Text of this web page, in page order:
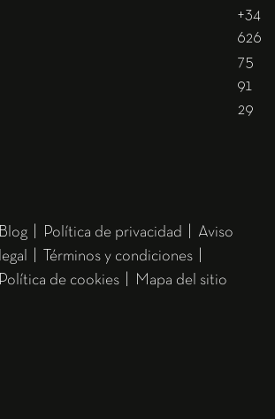
+34
626
75
91
29
Blog| Política de privacidad
Aviso
legal
Términos y condiciones|
Política de cookies| Mapa del sitio